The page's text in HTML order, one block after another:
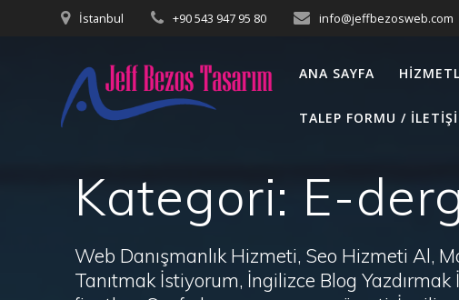
İstanbul +90 543 947 95 80 info@jeffbezosweb.com
ANA SAYFA
TALEP FORMU /
Kategori: E-
Web Danışmanlık Hizmeti, Seo Hizmeti Al,
Tanıtmak İstiyorum, İngilizce Blog